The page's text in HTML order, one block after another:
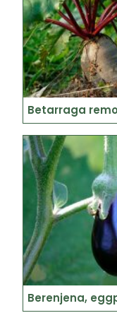
Betarraga
Berenjena,